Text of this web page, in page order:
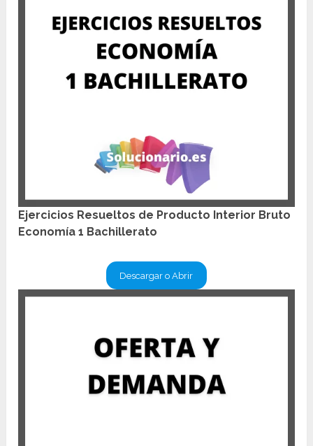
Ejercicios Resueltos de Producto Interior Bruto
Economía 1 Bachillerato
Descargar o Abrir